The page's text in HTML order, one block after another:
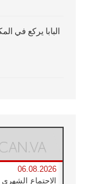
البابا يركع في
06.08.2026
الاجتماع